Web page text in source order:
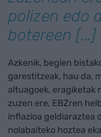
polizen edo
botereen
Azkenik, begien
garestitzeak, hau da,
altuagoek, eragiketak
zuzen ere, EBZren
inflazioa geldiaraztea
nolabaiteko hoztea